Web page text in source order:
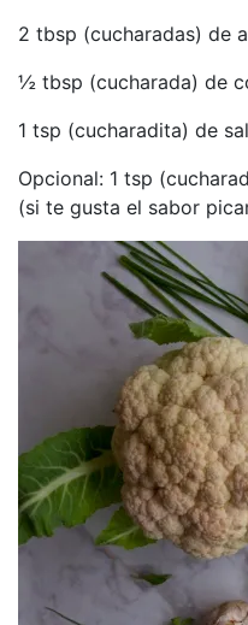
2 tbsp (cucharadas) de
½ tbsp (cucharada) de
1 tsp (cucharadita) de
Opcional: 1 tsp
(si te gusta el sabor